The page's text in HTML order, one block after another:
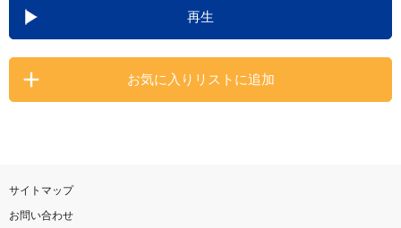
カラオケ最新情報をチェック！
再生
お気に入りリストに追加
サイトマップ
お問い合わせ